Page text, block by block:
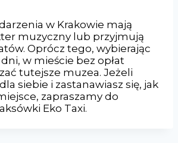
w Krakowie mają
muzyczny lub przyjmują
Oprócz tego, wybierając
w mieście bez opłat
tutejsze muzea. Jeżeli
siebie i zastanawiasz się, jak
zapraszamy do
Eko Taxi.